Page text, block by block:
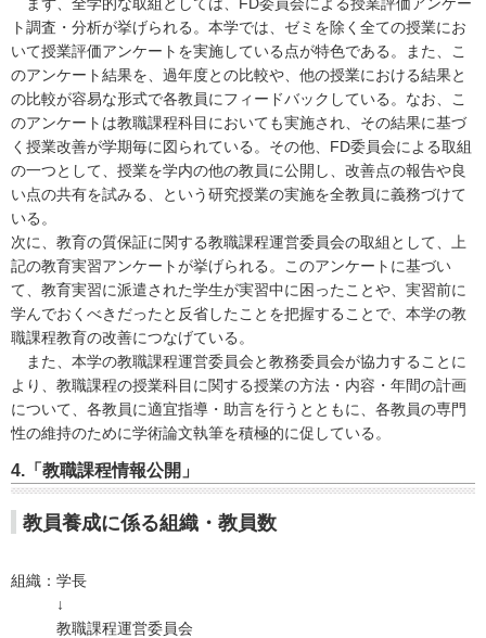
ト調査・分析が挙げられる。本学では、ゼミを除く全ての授業にお
いて授業評価アンケートを実施している点が特色である。また、こ
のアンケート結果を、過年度との比較や、他の授業における結果と
の比較が容易な形式で各教員にフィードバックしている。なお、こ
のアンケートは教職課程科目においても実施され、その結果に基づ
く授業改善が学期毎に図られている。その他、FD委員会による取組
の一つとして、授業を学内の他の教員に公開し、改善点の報告や良
い点の共有を試みる、という研究授業の実施を全教員に義務づけて
いる。
次に、教育の質保証に関する教職課程運営委員会の取組として、上
記の教育実習アンケートが挙げられる。このアンケートに基づい
て、教育実習に派遣された学生が実習中に困ったことや、実習前に
学んでおくべきだったと反省したことを把握することで、本学の教
職課程教育の改善につなげている。
また、本学の教職課程運営委員会と教務委員会が協力することに
より、教職課程の授業科目に関する授業の方法・内容・年間の計画
について、各教員に適宜指導・助言を行うとともに、各教員の専門
性の維持のために学術論文執筆を積極的に促している。
4.「教職課程情報公開」
教員養成に係る組織・教員数
組織：学長
↓
教職課程運営委員会